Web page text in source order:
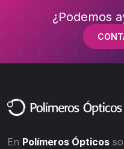
¿Podemos
En Polímeros Ópticos